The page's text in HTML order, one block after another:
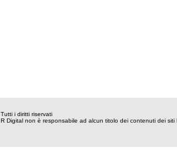
Tutti i diritti riservati
R Digital non è responsabile ad alcun titolo dei contenuti dei siti